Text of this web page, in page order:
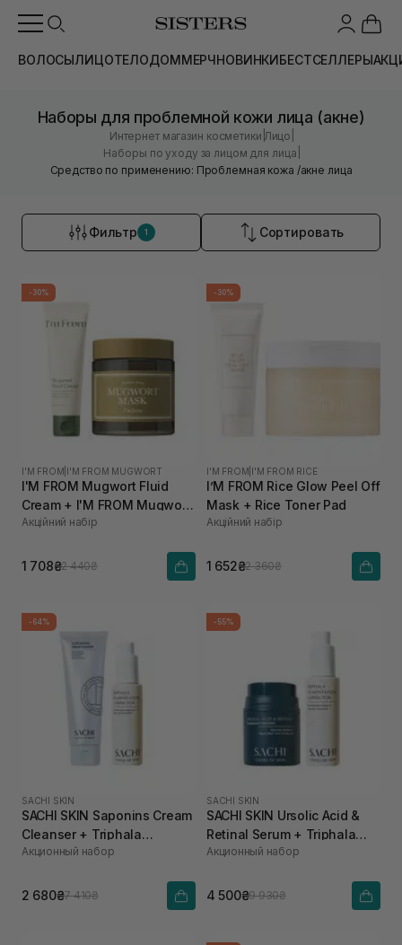
ВОЛОСЫЛИЦОТЕЛОДОММЕРЧНОВИНКИБЕСТСЕЛЛЕРЫ
Наборы для проблемной кожи лица (акне)
Интернет магазин косметики Лицо
Наборы по уходу за лицом для лица
Средство по применению: Проблемная кожа /акне лица
Фильтр 1 Сортировать
-30%
I'M FROM I'M FROM MUGWORT
I'M FROM Mugwort Fluid
Cream + I'M FROM Mugwort
Mask
Акційний набір
1 708₴2 440₴
-30%
I'M FROM I'M FROM RICE
I’M FROM Rice Glow Peel Off
Mask + Rice Toner Pad
Акційний набір
1 652₴2 360₴
-64%
SACHI SKIN
SACHI SKIN Saponins Cream
Cleanser + Triphala
Pigmentation Corrector
Акционный набор
2 680₴7 410₴
-55%
SACHI SKIN
SACHI SKIN Ursolic Acid &
Retinal Serum + Triphala
Pigmentation Corrector
Акционный набор
4 500₴9 930₴